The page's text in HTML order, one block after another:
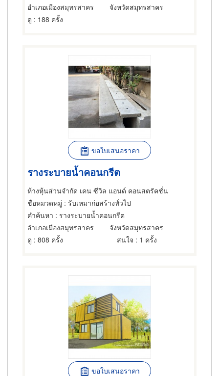
อำเภอเมืองสมุทรสาคร
จังหวัดสมุทรสาคร
ดู : 188 ครั้ง
ขอใบเสนอราคา
รางระบายน้ำคอนกรีต
ห้างหุ้นส่วนจำกัด เคน ซีวิล แอนด์ คอนสตรัคชั่น
ชื่อหมวดหมู่ : รับเหมาก่อสร้างทั่วไป
คำค้นหา : รางระบายน้ำคอนกรีต
อำเภอเมืองสมุทรสาคร
จังหวัดสมุทรสาคร
ดู : 808 ครั้ง สนใจ : 1 ครั้ง
ขอใบเสนอราคา